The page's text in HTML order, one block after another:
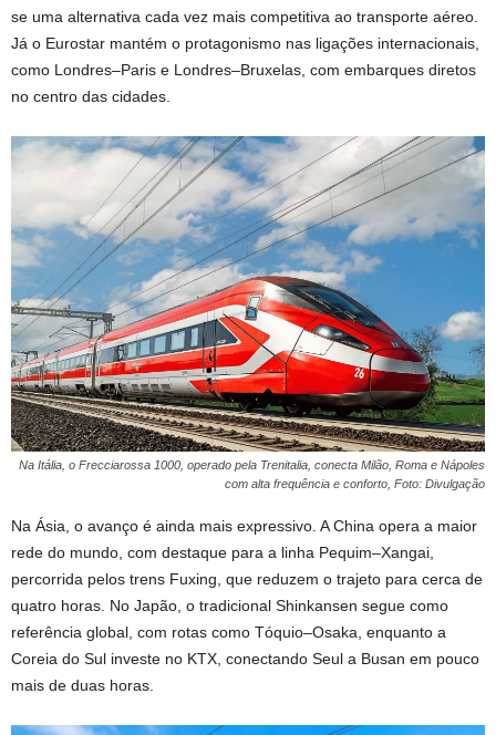
se uma alternativa cada vez mais competitiva ao transporte aéreo.
Já o Eurostar mantém o protagonismo nas ligações internacionais,
como Londres–Paris e Londres–Bruxelas, com embarques diretos
no centro das cidades.
Na Itália, o Frecciarossa 1000, operado pela Trenitalia, conecta Milão, Roma e Nápoles
com alta frequência e conforto, Foto: Divulgação
Na Ásia, o avanço é ainda mais expressivo. A China opera a maior
rede do mundo, com destaque para a linha Pequim–Xangai,
percorrida pelos trens Fuxing, que reduzem o trajeto para cerca de
quatro horas. No Japão, o tradicional Shinkansen segue como
referência global, com rotas como Tóquio–Osaka, enquanto a
Coreia do Sul investe no KTX, conectando Seul a Busan em pouco
mais de duas horas.